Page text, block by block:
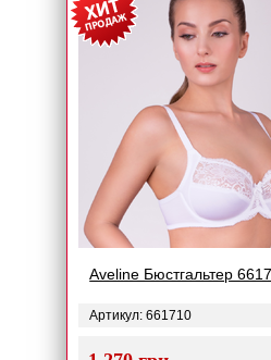
Aveline Бюстгальтер
Артикул: 661710